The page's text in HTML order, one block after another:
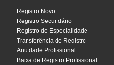
Registro Novo
Registro Secundário
Registro de Especialidade
Transferência de Registro
Anuidade Profissional
Baixa de Registro Profissional